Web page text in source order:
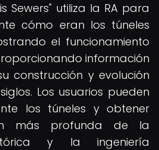
Sewers" utiliza la RA para
cómo eran los túneles
el funcionamiento
información
construcción y evolución
Los usuarios pueden
los túneles y obtener
más profunda de la
y la ingeniería